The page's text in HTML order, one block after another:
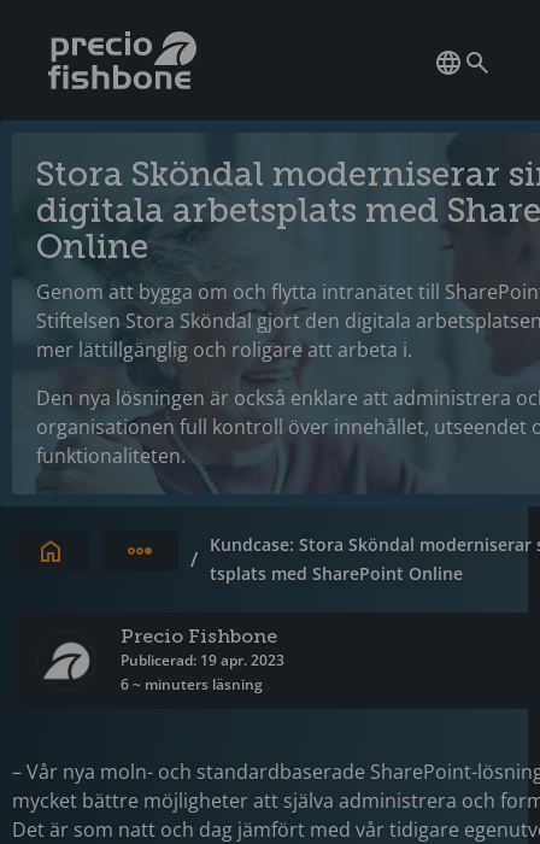
Stora Sköndal moderniserar
digitala arbetsplats med
Online
Genom att bygga om och flytta intranätet till
Stiftelsen Stora Sköndal gjort den digitala
mer lättillgänglig och roligare att arbeta i.
Den nya lösningen är också enklare att administrera
organisationen full kontroll över innehållet, utseendet
funktionaliteten.
Expandera brödsmulor
/
Kundcase: Stora Sköndal
tsplats med SharePoint Online
Precio Fishbone
Publicerad: 19 apr. 2023
6 ~ minuters läsning
– Vår nya moln- och standardbaserade SharePoint-
mycket bättre möjligheter att själva administrera och
Det är som natt och dag jämfört med vår tidigare